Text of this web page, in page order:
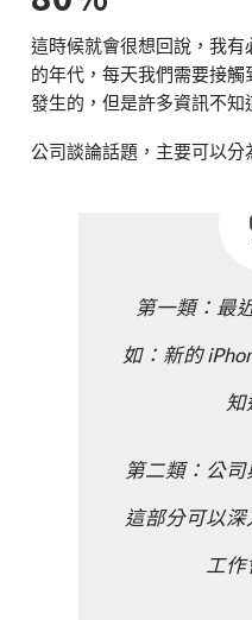
這時候就會很想回說，我
的年代，每天我們需要接
發生的，但是許多資訊不知
公司談論話題，主要可以分
第一類：最
如：新的
知
第二類：公司
這部分可以
工作